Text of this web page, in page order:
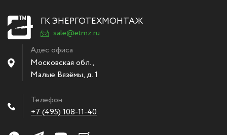
ГК ЭНЕРГОТЕХМОНТАЖ
sale@etmz.ru
Адес офиса
Московская обл.,
Малые Вязёмы,д. 1
Телефон
+7 (495) 108-11-40